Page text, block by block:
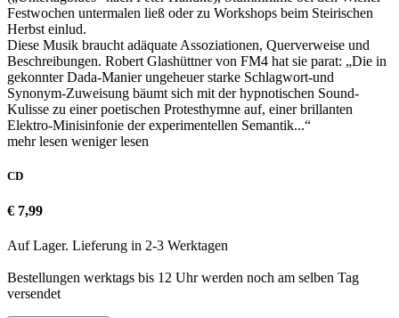
Festwochen untermalen ließ oder zu Workshops beim Steirischen
Herbst einlud.
Diese Musik braucht adäquate Assoziationen, Querverweise und
Beschreibungen. Robert Glashüttner von FM4 hat sie parat: „Die in
gekonnter Dada-Manier ungeheuer starke Schlagwort-und
Synonym-Zuweisung bäumt sich mit der hypnotischen Sound-
Kulisse zu einer poetischen Protesthymne auf, einer brillanten
Elektro-Minisinfonie der experimentellen Semantik...“
mehr lesen weniger lesen
CD
€ 7,99
Auf Lager. Lieferung in 2-3 Werktagen
Bestellungen werktags bis 12 Uhr werden noch am selben Tag
versendet